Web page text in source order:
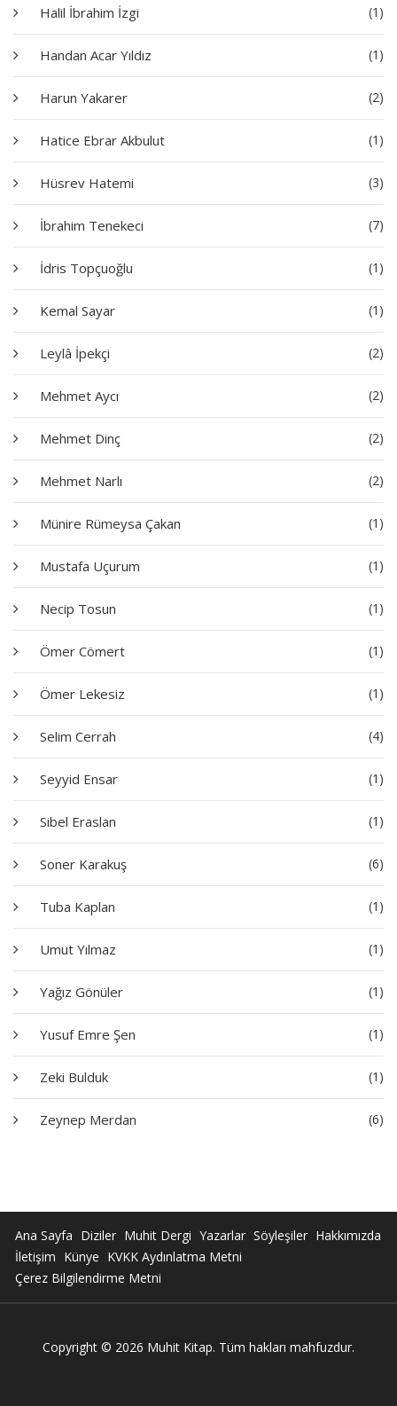
Halil İbrahim İzgi (1)
Handan Acar Yıldız (1)
Harun Yakarer (2)
Hatice Ebrar Akbulut (1)
Hüsrev Hatemi (3)
İbrahim Tenekeci (7)
İdris Topçuoğlu (1)
Kemal Sayar (1)
Leylâ İpekçi (2)
Mehmet Aycı (2)
Mehmet Dinç (2)
Mehmet Narlı (2)
Münire Rümeysa Çakan (1)
Mustafa Uçurum (1)
Necip Tosun (1)
Ömer Cömert (1)
Ömer Lekesiz (1)
Selim Cerrah (4)
Seyyid Ensar (1)
Sibel Eraslan (1)
Soner Karakuş (6)
Tuba Kaplan (1)
Umut Yılmaz (1)
Yağız Gönüler (1)
Yusuf Emre Şen (1)
Zeki Bulduk (1)
Zeynep Merdan (6)
Ana Sayfa Diziler Muhit Dergi Yazarlar Söyleşiler Hakkımızda
İletişim Künye KVKK Aydınlatma Metni
Çerez Bilgilendirme Metni
Copyright © 2026 Muhit Kitap. Tüm hakları mahfuzdur.